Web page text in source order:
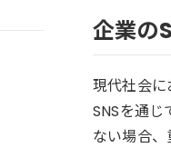
企業の
現代社会に
SNSを通
ない場合、